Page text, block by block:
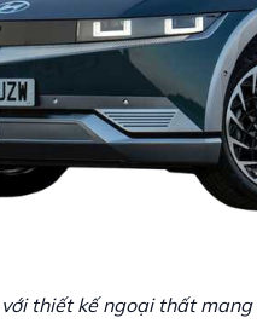
thiết kế ngoại thất